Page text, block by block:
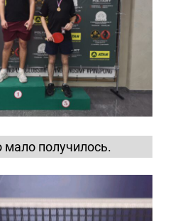
мало получилось.